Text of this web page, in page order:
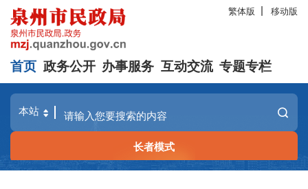
繁体版 移动版
首页 政务公开 办事服务 互动交流 专题专栏
长者模式